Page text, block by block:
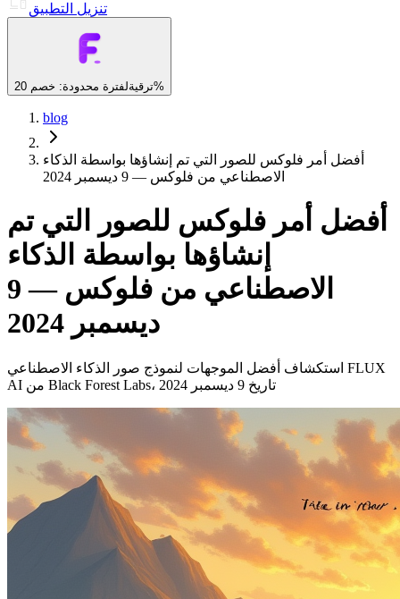
تنزيل التطبيق
ترقيةلفترة محدودة: خصم 20%
blog
أفضل أمر فلوكس للصور التي تم إنشاؤها بواسطة الذكاء
الاصطناعي من فلوكس — 9 ديسمبر 2024
أفضل أمر فلوكس للصور التي تم
إنشاؤها بواسطة الذكاء
الاصطناعي من فلوكس — 9
ديسمبر 2024
استكشاف أفضل الموجهات لنموذج صور الذكاء الاصطناعي FLUX
AI من Black Forest Labs، تاريخ 9 ديسمبر 2024